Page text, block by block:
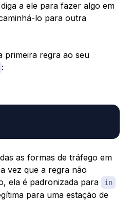
a ele para fazer algo em
lo para outra
primeira regra ao seu
:
as formas de tráfego em
vez que a regra não
ela é padronizada para
in
para uma estação de